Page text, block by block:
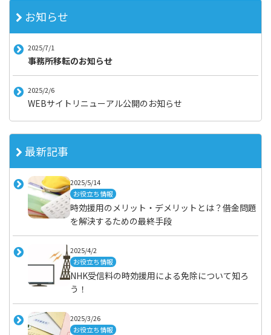
お知らせ
2025/7/1
事務所移転のお知らせ
2025/2/6
WEBサイトリニューアル公開のお知らせ
最新記事
2025/5/14
お役立ち情報
時効援用のメリット・デメリットとは？借金問題
を解決するための最終手段
2025/4/2
お役立ち情報
NHK受信料の時効援用による免除について知ろ
う！
2025/3/26
お役立ち情報